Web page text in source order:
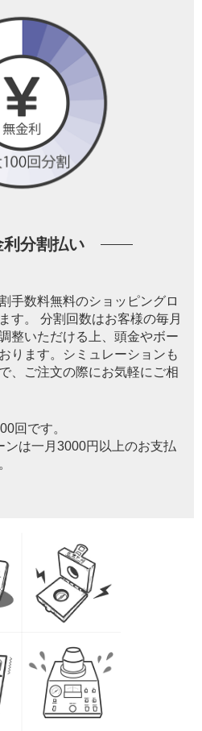
利分割払い
手数料無料のショッピングロ
す。 分割回数はお客様の毎月
整いただける上、頭金やボー
ります。シミュレーションも
、ご注文の際にお気軽にご相
回です。
は一月3000円以上のお支払